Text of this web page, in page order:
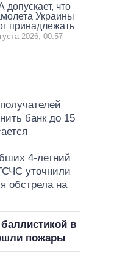
что
Украины
принадлежать
2026, 00:57
банк до 15
4-летний
уточнили
обстрела на
в
пожары